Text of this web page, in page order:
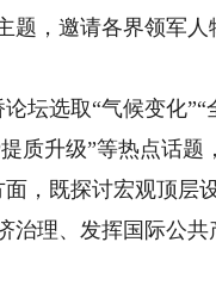
题，邀请各界领军
选取“气候变化”“
质升级”等热点话
，既探讨宏观顶层
治理、发挥国际公